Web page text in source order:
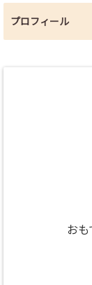
プロフィール
おも